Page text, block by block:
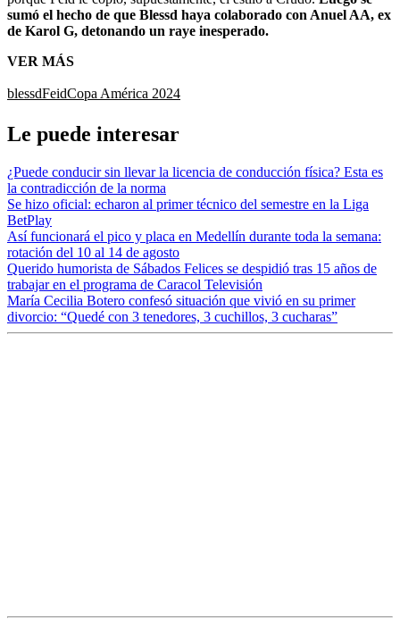
sumó el hecho de que Blessd haya colaborado con Anuel AA, ex
de Karol G, detonando un raye inesperado.
VER MÁS
blessdFeidCopa América 2024
Le puede interesar
¿Puede conducir sin llevar la licencia de conducción física? Esta es
la contradicción de la norma
Se hizo oficial: echaron al primer técnico del semestre en la Liga
BetPlay
Así funcionará el pico y placa en Medellín durante toda la semana:
rotación del 10 al 14 de agosto
Querido humorista de Sábados Felices se despidió tras 15 años de
trabajar en el programa de Caracol Televisión
María Cecilia Botero confesó situación que vivió en su primer
divorcio: “Quedé con 3 tenedores, 3 cuchillos, 3 cucharas”